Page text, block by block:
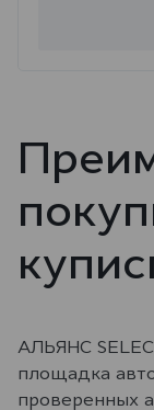
АЛЬЯНС
площадка
проверенных